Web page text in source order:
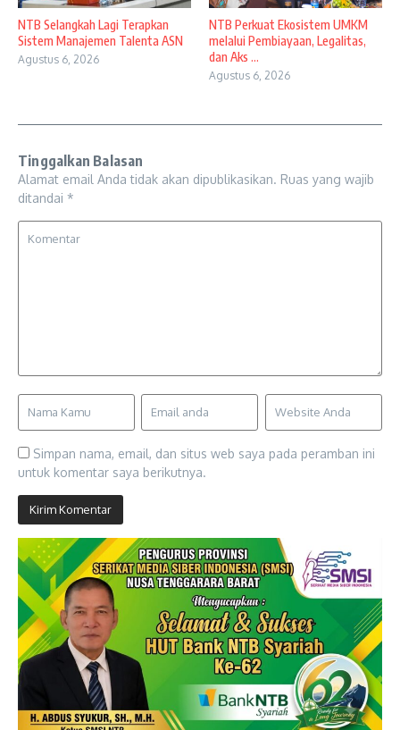
NTB Selangkah Lagi Terapkan
Sistem Manajemen Talenta ASN
Agustus 6, 2026
NTB Perkuat Ekosistem UMKM
melalui Pembiayaan, Legalitas,
dan Aks ...
Agustus 6, 2026
Tinggalkan Balasan
Alamat email Anda tidak akan dipublikasikan. Ruas yang wajib
ditandai *
Simpan nama, email, dan situs web saya pada peramban ini
untuk komentar saya berikutnya.